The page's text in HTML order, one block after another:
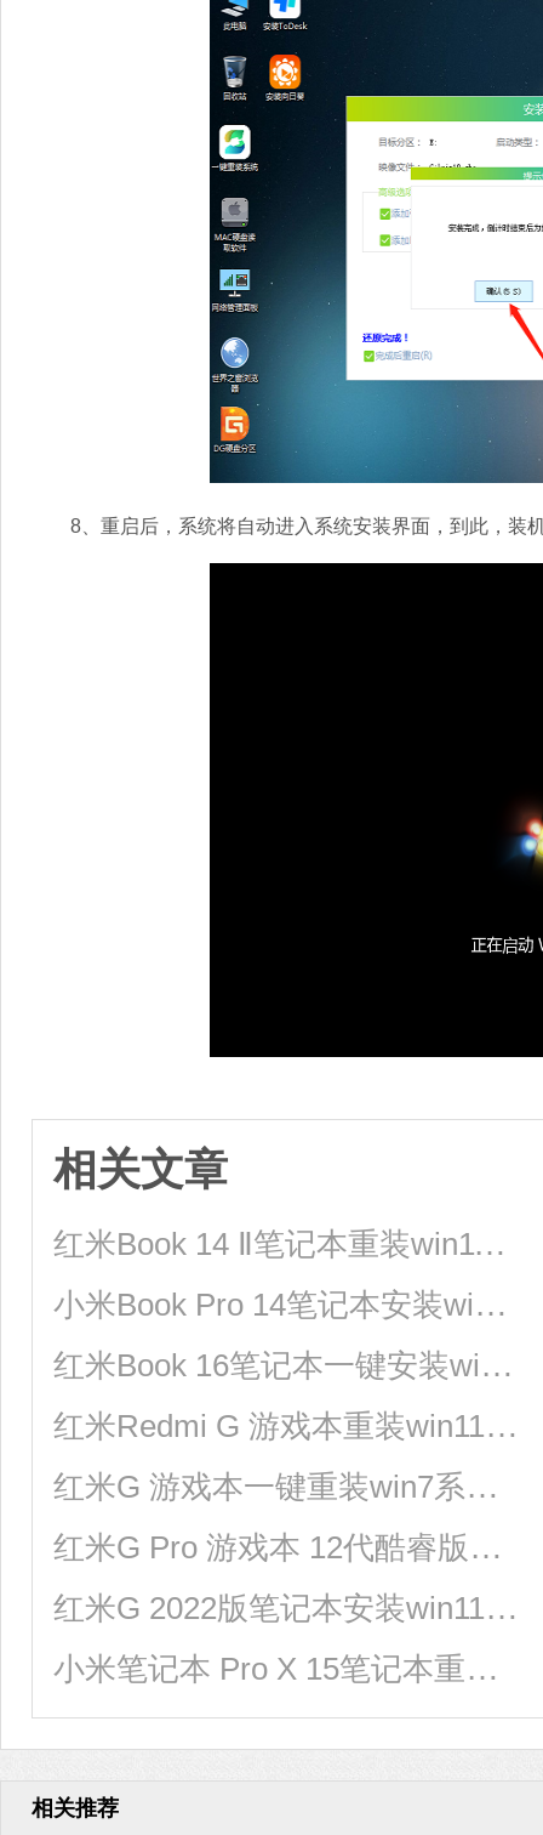
8、重启后，系统将自动进入系统安装界面，到此，装
相关文章
红米Book 14 Ⅱ笔记本重装win11系统教程
小米Book Pro 14笔记本安装win10系统教程
红米Book 16笔记本一键安装win11系统教程
红米Redmi G 游戏本重装win11系统教程
红米G 游戏本一键重装win7系统教程
红米G Pro 游戏本 12代酷睿版安装win10系统教程
红米G 2022版笔记本安装win11系统教程
小米笔记本 Pro X 15笔记本重装win11系统教程
相关推荐